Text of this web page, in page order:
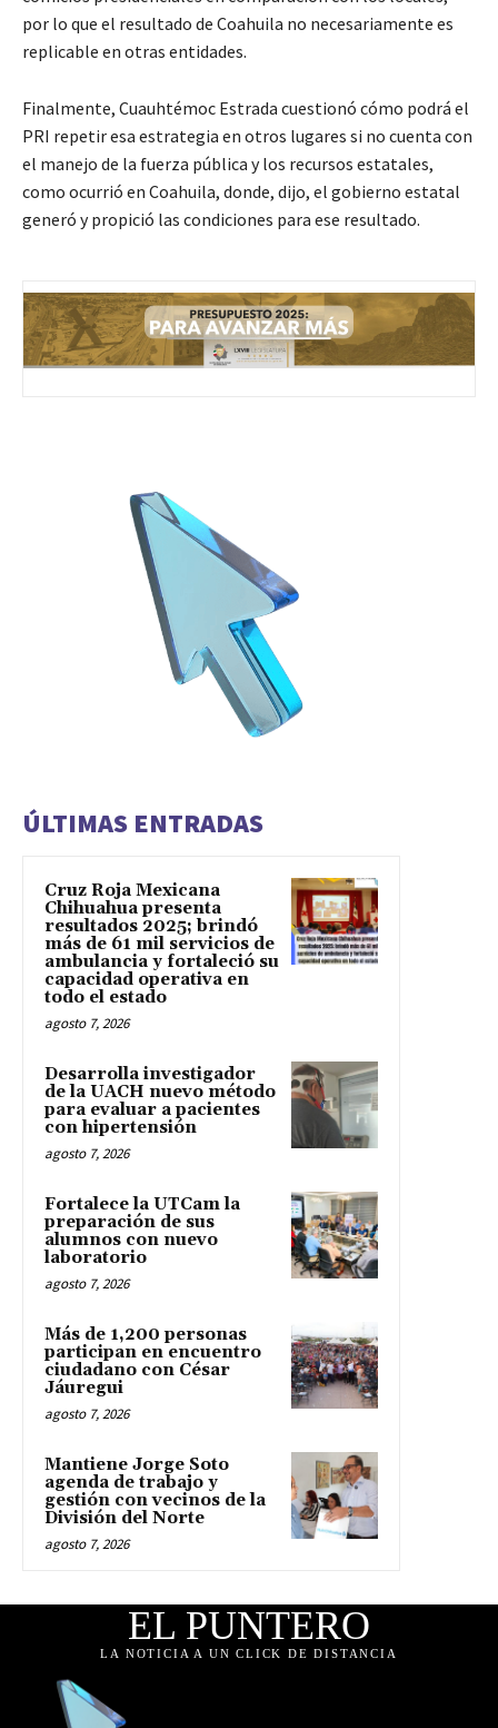
por lo que el resultado de Coahuila no necesariamente es
replicable en otras entidades.
Finalmente, Cuauhtémoc Estrada cuestionó cómo podrá el
PRI repetir esa estrategia en otros lugares si no cuenta con
el manejo de la fuerza pública y los recursos estatales,
como ocurrió en Coahuila, donde, dijo, el gobierno estatal
generó y propició las condiciones para ese resultado.
ÚLTIMAS ENTRADAS
Cruz Roja Mexicana
Chihuahua presenta
resultados 2025; brindó
más de 61 mil servicios de
ambulancia y fortaleció su
capacidad operativa en
todo el estado
agosto 7, 2026
Desarrolla investigador
de la UACH nuevo método
para evaluar a pacientes
con hipertensión
agosto 7, 2026
Fortalece la UTCam la
preparación de sus
alumnos con nuevo
laboratorio
agosto 7, 2026
Más de 1,200 personas
participan en encuentro
ciudadano con César
Jáuregui
agosto 7, 2026
Mantiene Jorge Soto
agenda de trabajo y
gestión con vecinos de la
División del Norte
agosto 7, 2026
EL PUNTERO
LA NOTICIA A UN CLICK DE DISTANCIA